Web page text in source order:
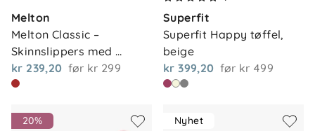
Melton
Melton Classic –
Skinnslippers med
semsk…
kr 239,20 før kr 299
Superfit
Superfit Happy tøffel,
beige
kr 399,20 før kr 499
20%
Nyhet